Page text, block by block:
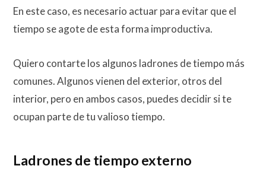
En este caso, es necesario actuar para evitar que el
tiempo se agote de esta forma improductiva.
Quiero contarte los algunos ladrones de tiempo más
comunes. Algunos vienen del exterior, otros del
interior, pero en ambos casos, puedes decidir si te
ocupan parte de tu valioso tiempo.
Ladrones de tiempo externo